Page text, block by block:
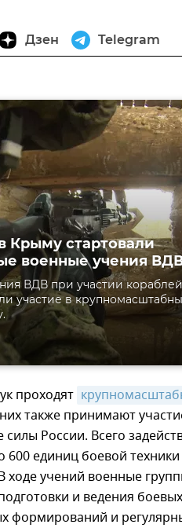
Дзен Telegram
Крыму стартовали
военные учения
ВДВ при участии
участие в
проходят
также принимают
России. Всего
единиц боевой
ходе учений военные
и ведения
формирований и